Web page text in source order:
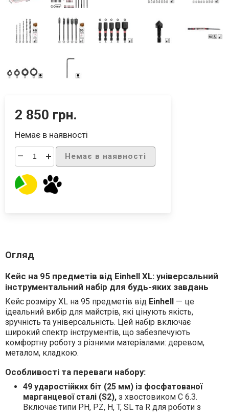
2 850 грн.
Немає в наявності
– + Немає в наявності
Огляд
Кейс на 95 предметів від Einhell XL: універсальний
інструментальний набір для будь-яких завдань
Кейс розміру XL на 95 предметів від Einhell— це
ідеальний вибір для майстрів, які цінують якість,
зручність та універсальність. Цей набір включає
широкий спектр інструментів, що забезпечують
комфортну роботу з різними матеріалами: деревом,
металом, кладкою.
Особливості та переваги набору:
49 ударостійких біт (25 мм)із фосфатованої
марганцевої сталі (S2), з хвостовиком C 6.3.
Включає типи PH, PZ, H, T, SL та R для роботи з